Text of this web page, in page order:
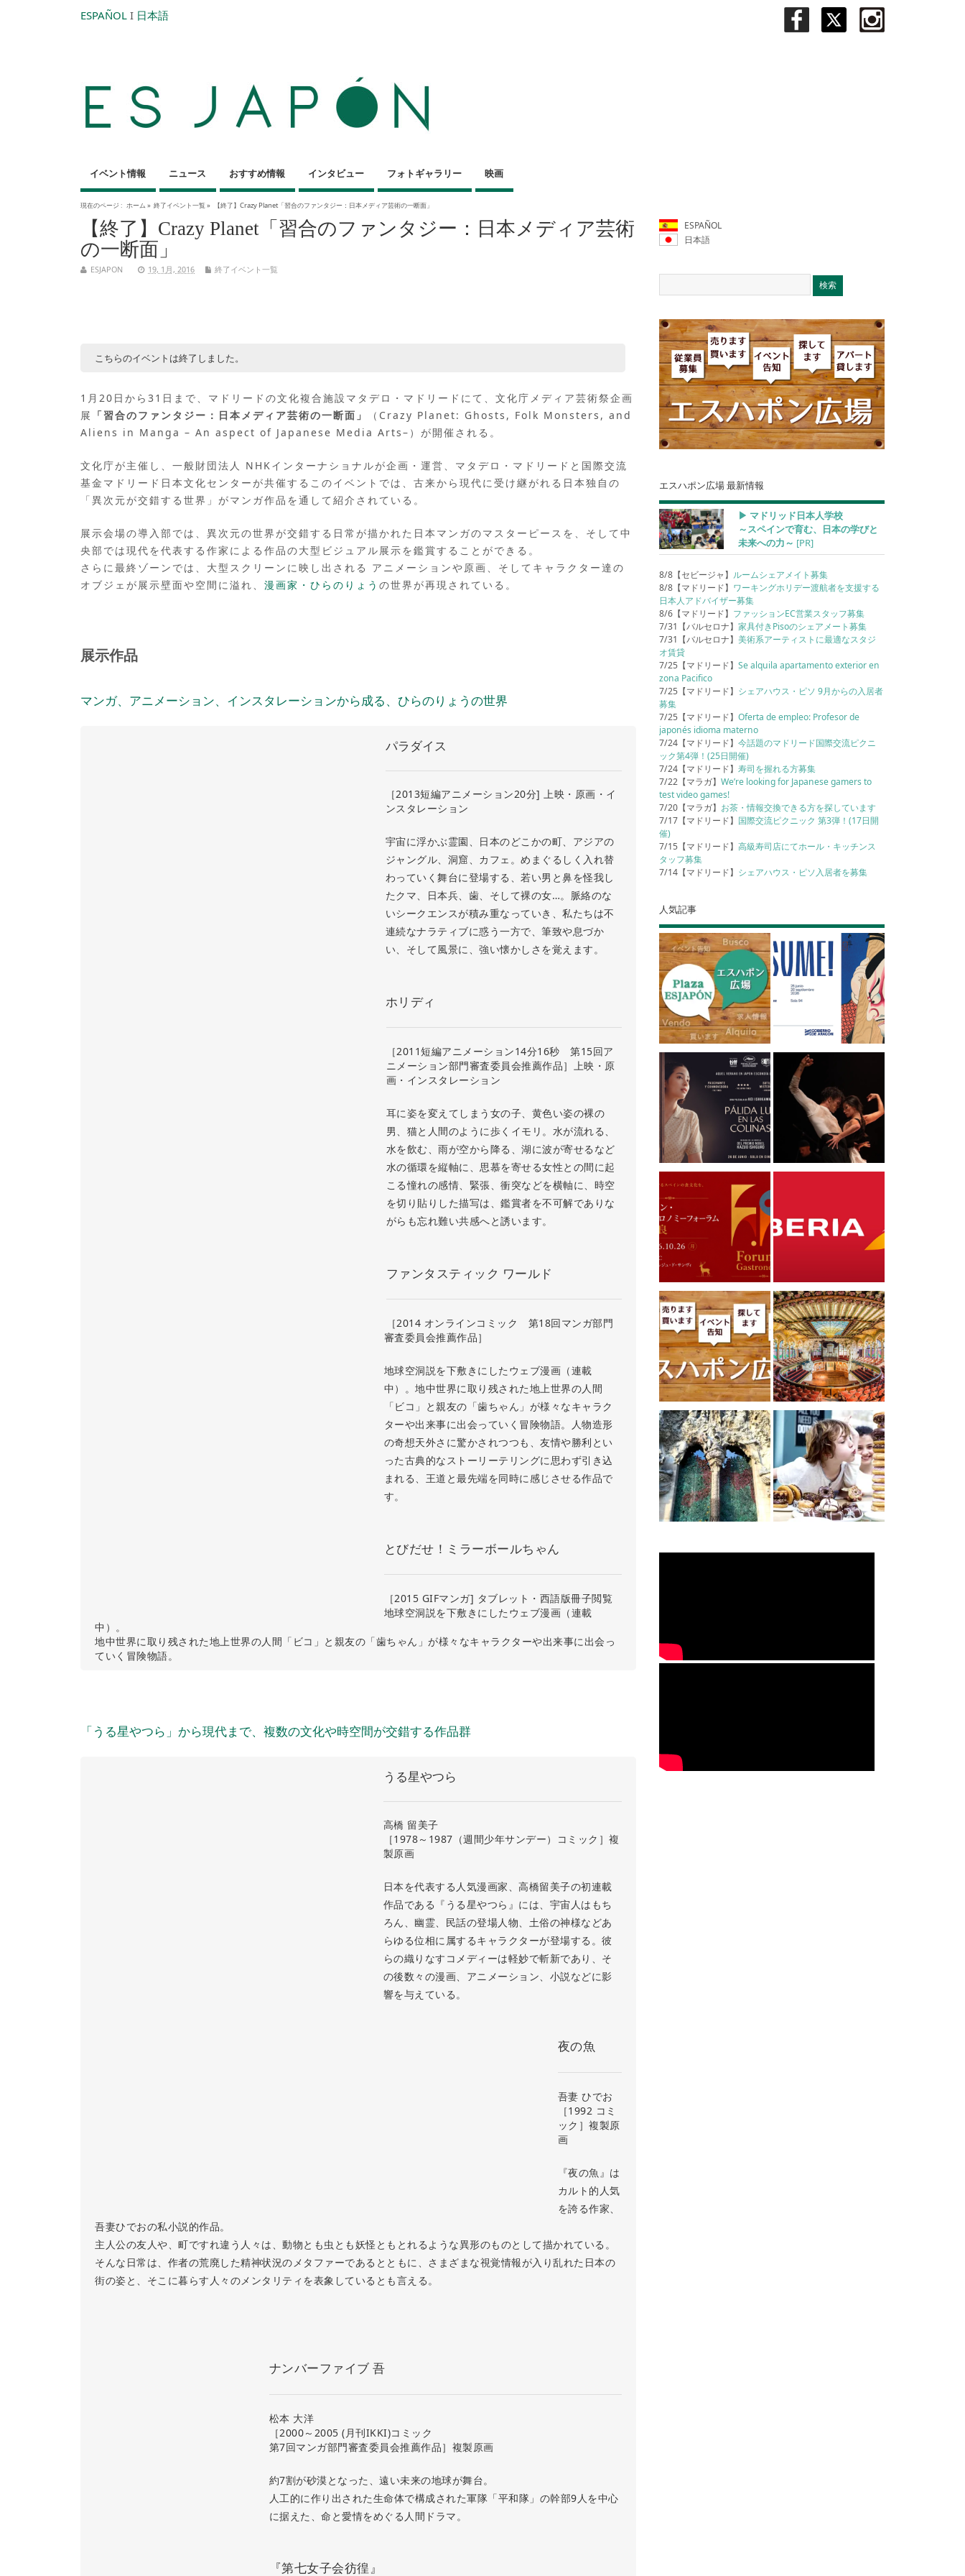
ESPAÑOL I 日本語
イベント情報 ニュース おすすめ情報 インタビュー フォトギャラリー 映画
現在のページ : ホーム » 終了イベント一覧» 【終了】Crazy Planet「習合のファンタジー：日本メディア芸術の一断面」
【終了】Crazy Planet「習合のファンタジー：日本メディア芸術
の一断面」
ESJAPON 19, 1月, 2016 終了イベント一覧
こちらのイベントは終了しました。
1月20日から31日まで、マドリードの文化複合施設マタデロ・マドリードにて、文化庁メディア芸術祭企画
展 「習合のファンタジー：日本メディア芸術の一断面」
（Crazy Planet: Ghosts, Folk Monsters, and
Aliens in Manga – An aspect of Japanese Media Arts–）が開催される。
文化庁が主催し、一般財団法人 NHKインターナショナルが企画・運営、マタデロ・マドリードと国際交流
基金マドリード日本文化センターが共催するこのイベントでは、古来から現代に受け継がれる日本独自の
「異次元が交錯する世界」がマンガ作品を通して紹介されている。
展示会場の導入部では、異次元の世界が交錯する日常が描かれた日本マンガのマスターピースを、そして中
央部では現代を代表する作家による作品の大型ビジュアル展示を鑑賞することができる。
さらに最終ゾーンでは、大型スクリーンに映し出される アニメーションや原画、そしてキャラクター達の
オブジェが展示壁面や空間に溢れ、 漫画家・ひらのりょう の世界が再現されている。
展示作品
マンガ、アニメーション、インスタレーションから成る、ひらのりょうの世界
パラダイス
［2013短編アニメーション20分] 上映・原画・イ
ンスタレーション
宇宙に浮かぶ霊園、日本のどこかの町、アジアの
ジャングル、洞窟、カフェ。めまぐるしく入れ替
わっていく舞台に登場する、若い男と鼻を怪我し
たクマ、日本兵、歯、そして裸の女…。脈絡のな
いシークエンスが積み重なっていき、私たちは不
連続なナラティブに惑う一方で、筆致や息づか
い、そして風景に、強い懐かしさを覚えます。
ホリディ
［2011短編アニメーション14分16秒 第15回ア
ニメーション部門審査委員会推薦作品］上映・原
画・インスタレーション
耳に姿を変えてしまう女の子、黄色い姿の裸の
男、猫と人間のように歩くイモリ。水が流れる、
水を飲む、雨が空から降る、湖に波が寄せるなど
水の循環を縦軸に、思慕を寄せる女性との間に起
こる憧れの感情、緊張、衝突などを横軸に、時空
を切り貼りした描写は、鑑賞者を不可解でありな
がらも忘れ難い共感へと誘います。
ファンタスティック ワールド
［2014 オンラインコミック 第18回マンガ部門
審査委員会推薦作品］
地球空洞説を下敷きにしたウェブ漫画（連載
中）。地中世界に取り残された地上世界の人間
「ビコ」と親友の「歯ちゃん」が様々なキャラク
ターや出来事に出会っていく冒険物語。人物造形
の奇想天外さに驚かされつつも、友情や勝利とい
った古典的なストーリーテリングに思わず引き込
まれる、王道と最先端を同時に感じさせる作品で
す。
とびだせ！ミラーボールちゃん
［2015 GIFマンガ] タブレット・西語版冊子閲覧
地球空洞説を下敷きにしたウェブ漫画（連載
中）。
地中世界に取り残された地上世界の人間「ビコ」と親友の「歯ちゃん」が様々なキャラクターや出来事に出会っ
ていく冒険物語。
「うる星やつら」から現代まで、複数の文化や時空間が交錯する作品群
うる星やつら
高橋 留美子
［1978～1987（週間少年サンデー）コミック］複
製原画
日本を代表する人気漫画家、高橋留美子の初連載
作品である『うる星やつら』には、宇宙人はもち
ろん、幽霊、民話の登場人物、土俗の神様などあ
らゆる位相に属するキャラクターが登場する。彼
らの織りなすコメディーは軽妙で斬新であり、そ
の後数々の漫画、アニメーション、小説などに影
響を与えている。
夜の魚
吾妻 ひでお
［1992 コミ
ック］複製原
画
『夜の魚』は
カルト的人気
を誇る作家、
吾妻ひでおの私小説的作品。
主人公の友人や、町ですれ違う人々は、動物とも虫とも妖怪ともとれるような異形のものとして描かれている。
そんな日常は、作者の荒廃した精神状況のメタファーであるとともに、さまざまな視覚情報が入り乱れた日本の
街の姿と、そこに暮らす人々のメンタリティを表象しているとも言える。
ナンバーファイブ 吾
松本 大洋
［2000～2005 (月刊IKKI)コミック
第7回マンガ部門審査委員会推薦作品］複製原画
約7割が砂漠となった、遠い未来の地球が舞台。
人工的に作り出された生命体で構成された軍隊「平和隊」の幹部9人を中心
に据えた、命と愛情をめぐる人間ドラマ。
『第七女子会彷徨』
ESPAÑOL
日本語
エスハポン広場 最新情報
▶︎ マドリッド日本人学校
～スペインで育む、日本の学びと
未来への力～ [PR]
8/8【セビージャ】ルームシェアメイト募集
8/8【マドリード】 ワーキングホリデー渡航者を支援する
日本人アドバイザー募集
8/6【マドリード】 ファッションEC営業スタッフ募集
7/31【バルセロナ】家具付きPisoのシェアメート募集
7/31【バルセロナ】美術系アーティストに最適なスタジ
オ賃貸
7/25【マドリード】Se alquila apartamento exterior en
zona Pacifico
7/25【マドリード】 シェアハウス・ピソ 9月からの入居者
募集
7/25【マドリード】Oferta de empleo: Profesor de
japonés idioma materno
7/24【マドリード】今話題のマドリード国際交流ピクニ
ック第4弾！(25日開催)
7/24【マドリード】寿司を握れる方募集
7/22【マラガ】We’re looking for Japanese gamers to
test video games!
7/20【マラガ】 お茶・情報交換できる方を探しています
7/17【マドリード】 国際交流ピクニック 第3弾！(17日開
催)
7/15【マドリード】高級寿司店にてホール・キッチンス
タッフ募集
7/14【マドリード】 シェアハウス・ピソ入居者を募集
人気記事